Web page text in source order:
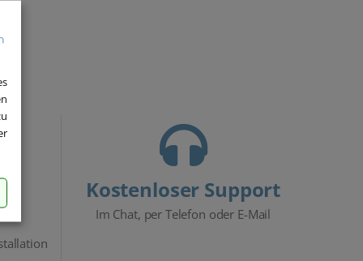
Kostenloser Support
Im Chat, per Telefon oder E-Mail